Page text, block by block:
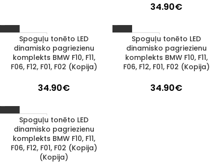
34.90€
1–3 d. d.
Spoguļu tonēto LED
dinamisko pagriezienu
komplekts BMW F10, F11,
F06, F12, F01, F02 (Kopija)
34.90€
1–3 d. d.
Spoguļu tonēto LED
dinamisko pagriezienu
komplekts BMW F10, F11,
F06, F12, F01, F02 (Kopija)
34.90€
1–3 d. d.
Spoguļu tonēto LED
dinamisko pagriezienu
komplekts BMW F10, F11,
F06, F12, F01, F02 (Kopija)
(Kopija)